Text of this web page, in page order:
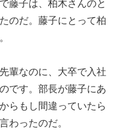
藤子は、柏木さんのと
のだ。藤子にとって柏
輩なのに、大卒で入社
です。部長が藤子にあ
らもし間違っていたら
わったのだ。